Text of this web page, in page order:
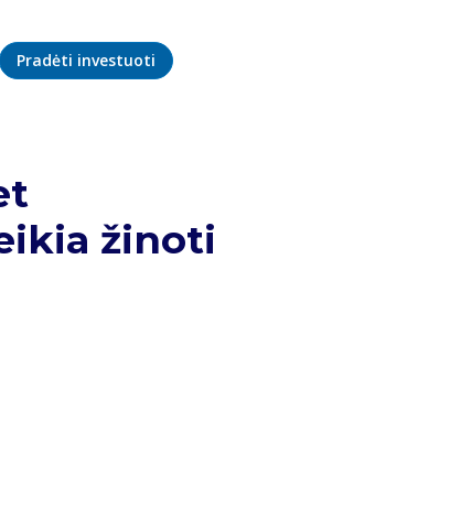
Pradėti investuoti
žinoti